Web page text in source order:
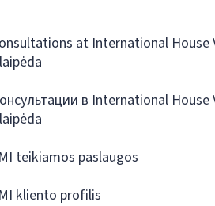
at International House
в International House
teikiamos paslaugos
kliento profilis